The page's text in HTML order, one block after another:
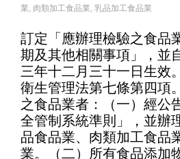
業, 肉類加工食品業, 乳品加工食品業
訂定「應辦理檢驗之食品
期及其他相關事項」，並
三年十二月三十一日生效
衛生管理法第七條第四項
之食品業者：（一）經公
全管制系統準則」，並辦
品食品業、肉類加工食品
業。（二）所有食品添加